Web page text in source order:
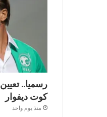
رسميا..
كوت ديفوار
منذ يوم واحد